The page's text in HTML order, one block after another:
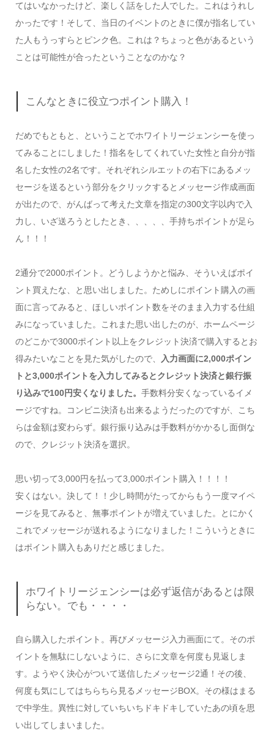
てはいなかったけど、楽しく話をした人でした。これはうれし
かったです！そして、当日のイベントのときに僕が指名してい
た人もうっすらとピンク色。これは？ちょっと色があるという
ことは可能性が合ったということなのかな？
こんなときに役立つポイント購入！
だめでもともと、ということでホワイトリージェンシーを使っ
てみることにしました！指名をしてくれていた女性と自分が指
名した女性の2名です。それぞれシルエットの右下にあるメッ
セージを送るという部分をクリックするとメッセージ作成画面
が出たので、がんばって考えた文章を指定の300文字以内で入
力し、いざ送ろうとしたとき、、、、、手持ちポイントが足ら
ん！！！
2通分で2000ポイント。どうしようかと悩み、そういえばポイ
ント買えたな、と思い出しました。ためしにポイント購入の画
面に言ってみると、ほしいポイント数をそのまま入力する仕組
みになっていました。これまた思い出したのが、ホームページ
のどこかで3000ポイント以上をクレジット決済で購入するとお
得みたいなことを見た気がしたので、
入力画面に2,000ポイン
トと3,000ポイントを入力してみるとクレジット決済と銀行振
り込みで100円安くなりました。 手数料分安くなっているイメ
ージですね。コンビニ決済も出来るようだったのですが、こち
らは金額は変わらず。銀行振り込みは手数料がかかるし面倒な
ので、クレジット決済を選択。
思い切って3,000円を払って3,000ポイント購入！！！！
安くはない。決して！！少し時間がたってからもう一度マイペ
ージを見てみると、無事ポイントが増えていました。とにかく
これでメッセージが送れるようになりました！こういうときに
はポイント購入もありだと感じました。
ホワイトリージェンシーは必ず返信があるとは限
らない。でも・・・・
自ら購入したポイント。再びメッセージ入力画面にて。そのポ
イントを無駄にしないように、さらに文章を何度も見返しま
す。ようやく決心がついて送信したメッセージ2通！その後、
何度も気にしてはちらちら見るメッセージBOX。その様はまる
で中学生。異性に対していちいちドキドキしていたあの頃を思
い出してしまいました。